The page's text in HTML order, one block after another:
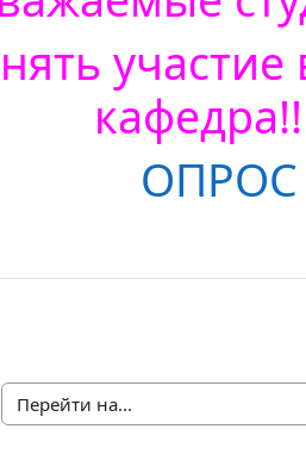
ОПРОС
Перейти на...